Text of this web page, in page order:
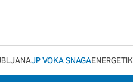
JP VOKA SNAGA